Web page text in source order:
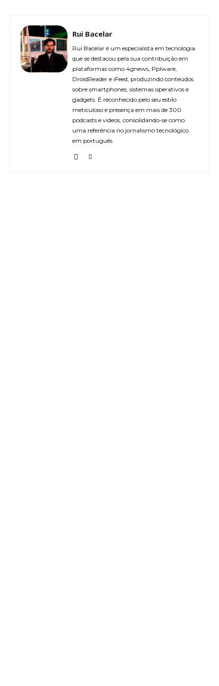
Rui Bacelar
Rui Bacelar é um especialista em tecnologia
que se destacou pela sua contribuição em
plataformas como 4gnews, Pplware,
DroidReader e iFeed, produzindo conteúdos
sobre smartphones, sistemas operativos e
gadgets. É reconhecido pelo seu estilo
meticuloso e presença em mais de 300
podcasts e vídeos, consolidando-se como
uma referência no jornalismo tecnológico
em português